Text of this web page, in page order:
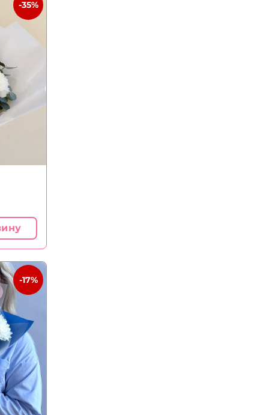
-35%
-17%